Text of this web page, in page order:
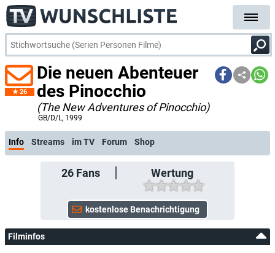
26
Die neuen Abenteuer
des Pinocchio
(The New Adventures of Pinocchio)
GB/D/L, 1999
Info Streams im TV Forum Shop
26Fans Wertung
Filminfos